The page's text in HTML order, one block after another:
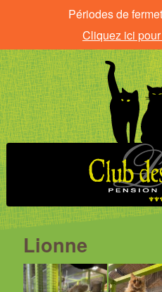
Lionne
Périodes de
Cliquez ici